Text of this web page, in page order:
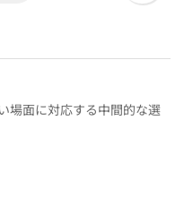
場面に対応する中間的な選